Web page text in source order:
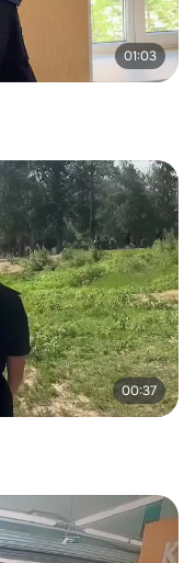
01:03
00:37